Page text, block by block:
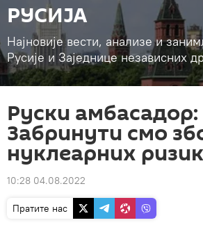
РУСИЈА
Најновије вести, анализе и
Русије и Заједнице независних
Руски амбасадор:
Забринути смо
нуклеарних
10:28 04.08.2022
Пратите нас